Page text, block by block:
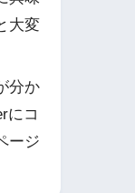
大変
分か
にコ
ージ